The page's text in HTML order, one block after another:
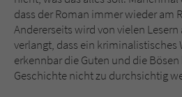
dass der Roman immer wieder am
Andererseits wird von vielen
verlangt, dass ein kriminalistisches
erkennbar die Guten und die
Geschichte nicht zu durchsichtig